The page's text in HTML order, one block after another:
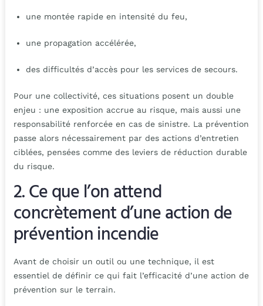
une montée rapide en intensité du feu,
une propagation accélérée,
des difficultés d’accès pour les services de secours.
Pour une collectivité, ces situations posent un double
enjeu : une exposition accrue au risque, mais aussi une
responsabilité renforcée en cas de sinistre. La prévention
passe alors nécessairement par des actions d’entretien
ciblées, pensées comme des leviers de réduction durable
du risque.
2. Ce que l’on attend
concrètement d’une action de
prévention incendie
Avant de choisir un outil ou une technique, il est
essentiel de définir ce qui fait l’efficacité d’une action de
prévention sur le terrain.